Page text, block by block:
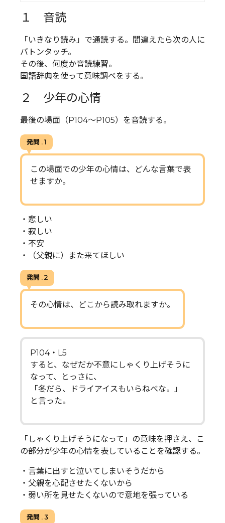
１ 音読
「いきなり読み」で通読する。間違えたら次の人に
バトンタッチ。
その後、何度か音読練習。
国語辞典を使って意味調べをする。
２ 少年の心情
最後の場面（P104～P105）を音読する。
発問 . 1
この場面での少年の心情は、どんな言葉で表
せますか。
・悲しい
・寂しい
・不安
・（父親に）また来てほしい
発問 . 2
その心情は、どこから読み取れますか。
P104・L5
すると、なぜだか不意にしゃくり上げそうに
なって、とっさに、
「冬だら、ドライアイスもいらねべな。」
と言った。
「しゃくり上げそうになって」の意味を押さえ、こ
の部分が少年の心情を表していることを確認する。
・言葉に出すと泣いてしまいそうだから
・父親を心配させたくないから
・弱い所を見せたくないので意地を張っている
発問 . 3